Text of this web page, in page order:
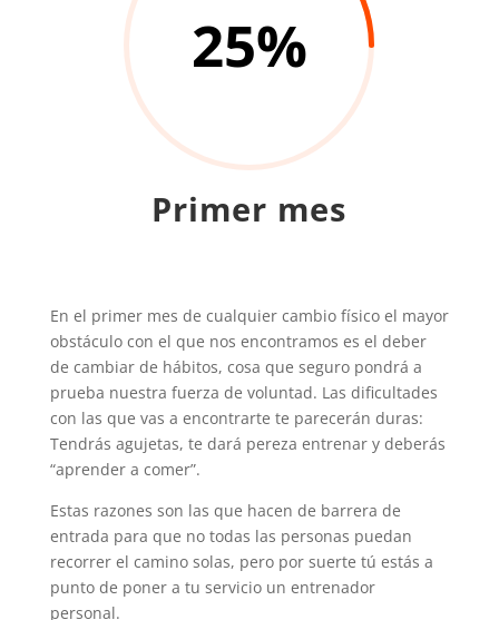
25%
Primer mes
En el primer mes de cualquier cambio físico el mayor
obstáculo con el que nos encontramos es el deber
de cambiar de hábitos, cosa que seguro pondrá a
prueba nuestra fuerza de voluntad. Las dificultades
con las que vas a encontrarte te parecerán duras:
Tendrás agujetas, te dará pereza entrenar y deberás
“aprender a comer”.
Estas razones son las que hacen de barrera de
entrada para que no todas las personas puedan
recorrer el camino solas, pero por suerte tú estás a
punto de poner a tu servicio un entrenador
personal.